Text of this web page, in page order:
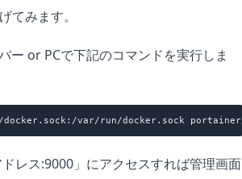
てみます。
ー or PCで下記のコマンドを実行しま
レス:9000」にアクセスすれば管理画面